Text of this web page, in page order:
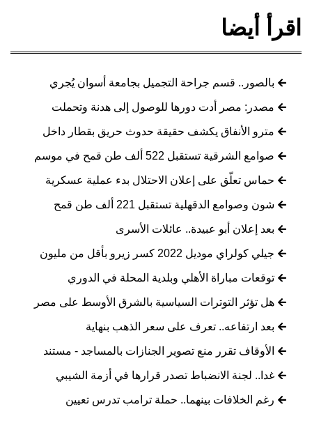
اقرأ أيضا
بالصور.. قسم جراحة التجميل بجامعة أسوان يُجري
مصدر: مصر أدت دورها للوصول إلى هدنة وتحملت
مترو الأنفاق يكشف حقيقة حدوث حريق بقطار داخل
صوامع الشرقية تستقبل 522 ألف طن قمح في موسم
حماس تعلّق على إعلان الاحتلال بدء عملية عسكرية
شون وصوامع الدقهلية تستقبل 221 ألف طن قمح
بعد إعلان أبو عبيدة.. عائلات الأسرى
جيلي كولراي موديل 2022 كسر زيرو بأقل من مليون
توقعات مباراة الأهلي وبلدية المحلة في الدوري
هل تؤثر التوترات السياسية بالشرق الأوسط على مصر
بعد ارتفاعه.. تعرف على سعر الذهب بنهاية
الأوقاف تقرر منع تصوير الجنازات بالمساجد - مستند
غدا.. لجنة الانضباط تصدر قرارها في أزمة الشيبي
رغم الخلافات بينهما.. حملة ترامب تدرس تعيين